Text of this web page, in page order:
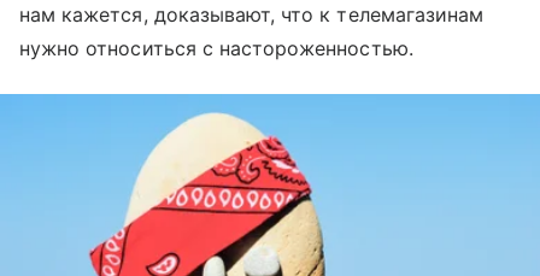
нам кажется, доказывают, что к телемагазинам
нужно относиться с настороженностью.